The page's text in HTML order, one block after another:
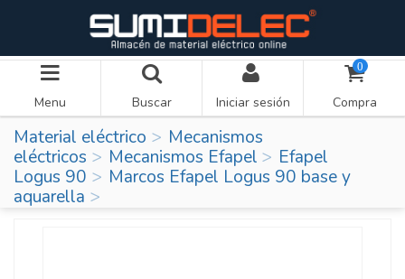
Menu Buscar Iniciar sesión
0
Compra
Material eléctrico
Mecanismos
eléctricos
Mecanismos Efapel
Efapel
Logus 90
Marcos Efapel Logus 90 base y
aquarella